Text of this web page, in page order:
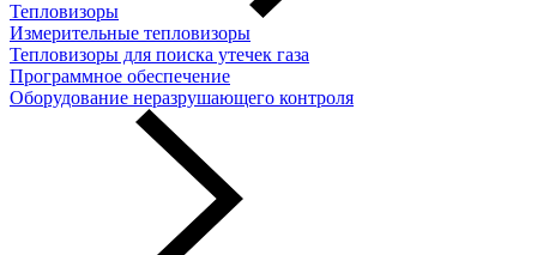
Тепловизоры
Измерительные тепловизоры
Тепловизоры для поиска утечек газа
Программное обеспечение
Оборудование неразрушающего контроля